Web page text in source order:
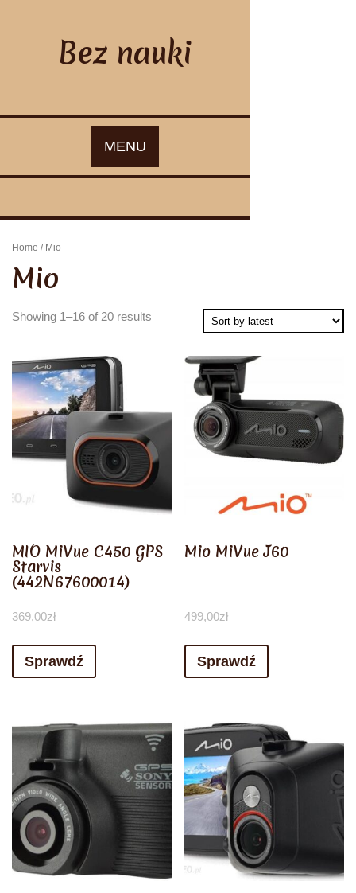
Bez nauki
MENU
Home / Mio
Mio
Showing 1–16 of 20 results
MIO MiVue C450 GPS
Starvis
(442N67600014)
369,00zł
Sprawdź
Mio MiVue J60
499,00zł
Sprawdź